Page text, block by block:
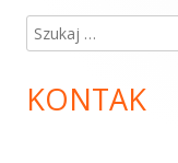
panel
Szukaj:
KONTAK